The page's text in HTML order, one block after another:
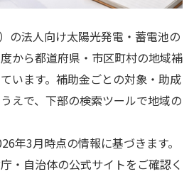
の法人向け太陽光発電・蓄電池の
から都道府県・市区町村の地域補
います。補助金ごとの対象・助成
えで、下部の検索ツールで地域の
年3月時点の情報に基づきます。
・自治体の公式サイトをご確認く